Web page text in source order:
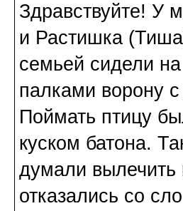
Здравствуйте! У
и Растишка
семьей сидели
палками ворону
Поймать птицу
куском батона.
думали вылечить
отказались со